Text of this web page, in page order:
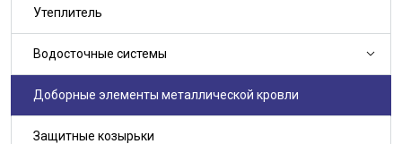
Утеплитель
Водосточные системы
Доборные элементы металлической кровли
Защитные козырьки